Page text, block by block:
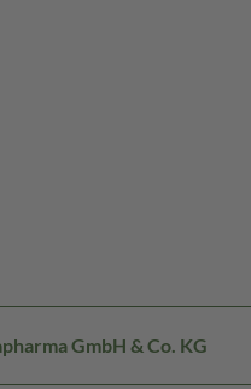
GmbH & Co. KG